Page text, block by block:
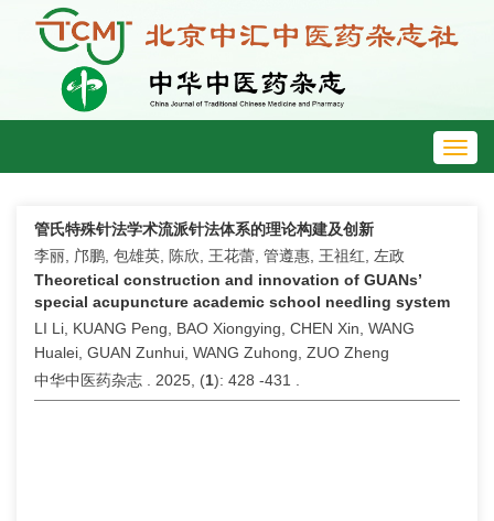
管氏特殊针法学术流派针法体系的理论构建及创新
李丽, 邝鹏, 包雄英, 陈欣, 王花蕾, 管遵惠, 王祖红, 左政
Theoretical construction and innovation of GUANs’
special acupuncture academic school needling system
LI Li, KUANG Peng, BAO Xiongying, CHEN Xin, WANG
Hualei, GUAN Zunhui, WANG Zuhong, ZUO Zheng
中华中医药杂志 . 2025, (1): 428 -431 .